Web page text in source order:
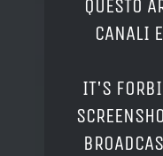
QUESTO
CANALI
IT'S